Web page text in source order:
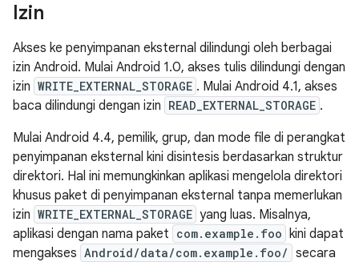
Izin
Akses ke penyimpanan eksternal dilindungi oleh berbagai
izin Android. Mulai Android 1.0, akses tulis dilindungi dengan
izin WRITE_EXTERNAL_STORAGE . Mulai Android 4.1, akses
baca dilindungi dengan izin READ_EXTERNAL_STORAGE .
Mulai Android 4.4, pemilik, grup, dan mode file di perangkat
penyimpanan eksternal kini disintesis berdasarkan struktur
direktori. Hal ini memungkinkan aplikasi mengelola direktori
khusus paket di penyimpanan eksternal tanpa memerlukan
izin WRITE_EXTERNAL_STORAGE yang luas. Misalnya,
aplikasi dengan nama paket com.example.foo kini dapat
mengakses Android/data/com.example.foo/ secara